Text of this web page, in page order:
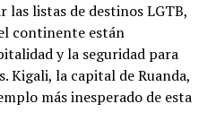
las listas de destinos LGTB,
continente están
y la seguridad para
Kigali, la capital de Ruanda,
más inesperado de esta